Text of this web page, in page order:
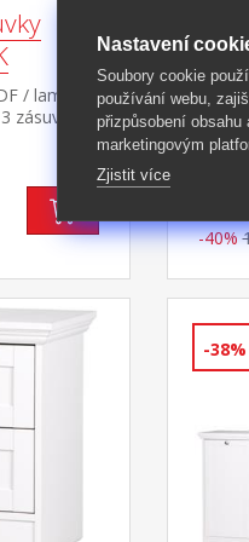
/ lamino,
zásuvky s
Landwood
a 1
Kód
-40%
-38%
Nastavení
Soubory cookie
používání webu,
přizpůsobení obsahu
marketingovým
Zjistit více